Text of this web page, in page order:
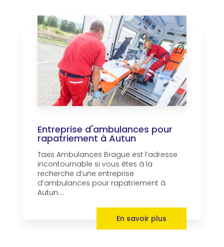
Entreprise d'ambulances pour
rapatriement à Autun
Taxis Ambulances Brague est l’adresse
incontournable si vous êtes à la
recherche d’une entreprise
d’ambulances pour rapatriement à
Autun....
En savoir plus